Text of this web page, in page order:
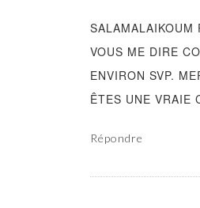
SALAMALAIKOUM
VOUS ME DIRE
ENVIRON SVP.
ÊTES UNE VRAIE
Répondre